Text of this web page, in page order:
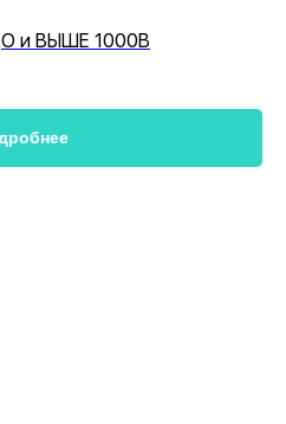
и ВЫШЕ 1000В